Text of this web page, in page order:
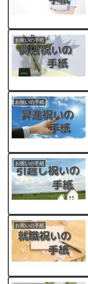
お祝いの手紙
お祝いの手紙
お祝いの手紙
お祝いの手紙